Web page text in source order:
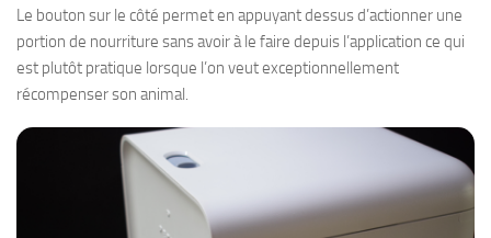
Le bouton sur le côté permet en appuyant dessus d’actionner une
portion de nourriture sans avoir à le faire depuis l’application ce qui
est plutôt pratique lorsque l’on veut exceptionnellement
récompenser son animal.